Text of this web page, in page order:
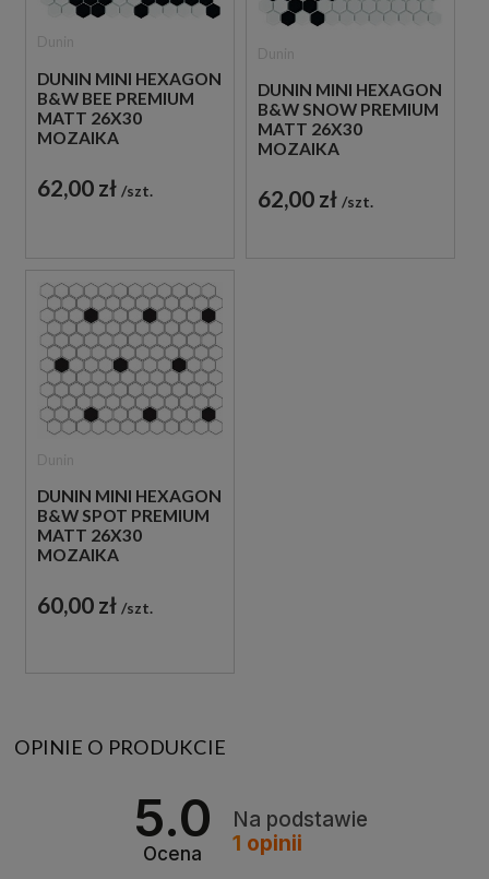
DUNIN MINI HEXAGON
B&W BEE PREMIUM
MATT 26X30
MOZAIKA
62,00 zł szt.
DUNIN MINI HEXAGON
B&W SNOW PREMIUM
MATT 26X30
MOZAIKA
62,00 zł szt.
DUNIN MINI HEXAGON
B&W SPOT PREMIUM
MATT 26X30
MOZAIKA
60,00 zł szt.
OPINIE O PRODUKCIE
5.0
Ocena
Na podstawie
1 opinii